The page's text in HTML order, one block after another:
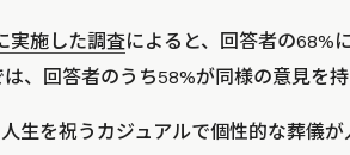
施した調査によると、回答者の68%
、回答者のうち58%が同様の意見を持
生を祝うカジュアルで個性的な葬儀